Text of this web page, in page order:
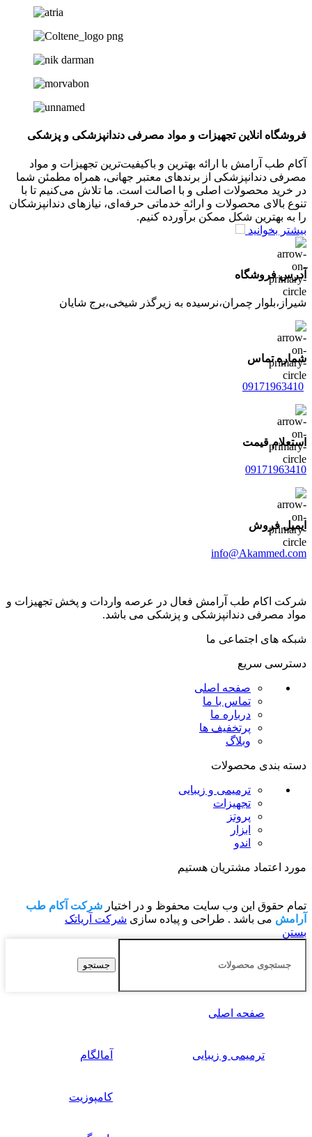
فروشگاه انلاین تجھیزات و مواد مصرفی دندانپزشکی و پزشکی
آکام طب آرامش با ارائه بهترین و باکیفیت‌ترین تجهیزات و مواد
مصرفی دندانپزشکی از برندهای معتبر جهانی، همراه مطمئن شما
در خرید محصولات اصلی و با اصالت است. ما تلاش می‌کنیم تا با
تنوع بالای محصولات و ارائه خدماتی حرفه‌ای، نیازهای دندانپزشکان
را به بهترین شکل ممکن برآورده کنیم.
بیشتر بخوانید
آدرس فروشگاه
شیراز،بلوار چمران،نرسیده به زیرگذر شیخی،برج شایان
شماره تماس
09171963410
استعلام قیمت
09171963410
ایمیل فروش
info@Akammed.com
شرکت اکام طب آرامش فعال در عرصه واردات و پخش تجھیزات و
مواد مصرفی دندانپزشکی و پزشکی می باشد.
شبکه های اجتماعی ما
دسترسی سریع
صفحه اصلی
تماس با ما
درباره ما
پرتخفیف ها
وبلاگ
دسته بندی محصولات
ترمیمی و زیبایی
تجهیزات
پروتز
ابزار
اندو
مورد اعتماد مشتریان هستیم
تمام حقوق این وب سایت محفوظ و در اختیار شرکت آکام طب
آرامش می باشد . طراحی و پیاده سازی شرکت آریاتک
بستن
جستجو
صفحه اصلی
ترمیمی و زیبایی آمالگام
کامپوزیت